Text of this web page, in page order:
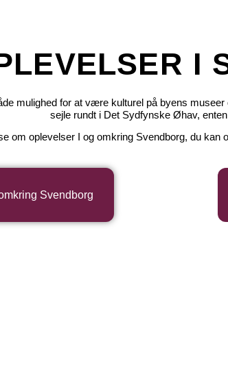
I
mulighed for at være kulturel på byens
sejle rundt i Det Sydfynske Øhav,
om oplevelser I og omkring Svendborg, du kan
Svendborg